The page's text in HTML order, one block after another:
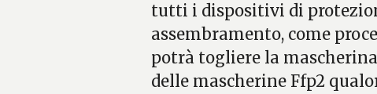
tutti i dispositivi di
assembramento, come
potrà togliere la
delle mascherine Ffp2